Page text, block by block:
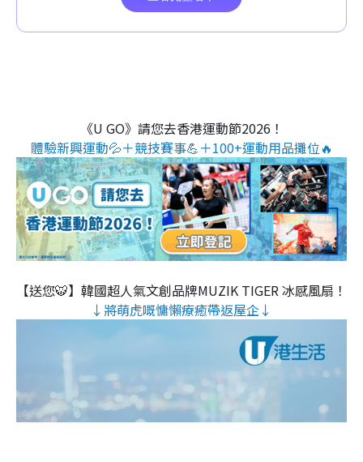
《U GO》請您去香港運動節2026！
體驗新興運動💦＋競技賽事💪＋100+運動用品攤位🔥
【送您🐯】韓國超人氣文創品牌MUZIK TIGER 冰感風扇！
↓將萌虎嘅慵懶療癒帶返屋企↓